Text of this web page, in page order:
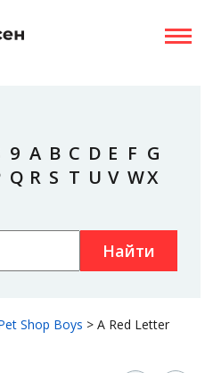
9 A B C D E F G
Q R S T U V WX
Найти
Shop Boys > A Red Letter